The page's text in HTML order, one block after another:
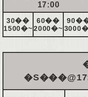
17:00
30��
1500�~
60��
2000�~